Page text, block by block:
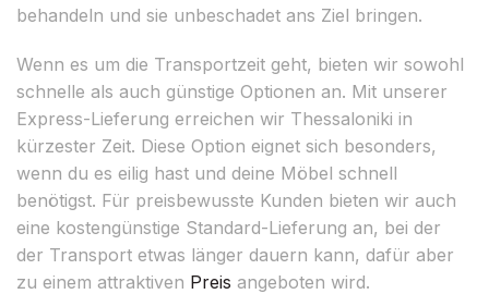
behandeln und sie unbeschadet ans Ziel bringen.
Wenn es um die Transportzeit geht, bieten wir sowohl
schnelle als auch günstige Optionen an. Mit unserer
Express-Lieferung erreichen wir Thessaloniki in
kürzester Zeit. Diese Option eignet sich besonders,
wenn du es eilig hast und deine Möbel schnell
benötigst. Für preisbewusste Kunden bieten wir auch
eine kostengünstige Standard-Lieferung an, bei der
der Transport etwas länger dauern kann, dafür aber
zu einem attraktiven Preis angeboten wird.